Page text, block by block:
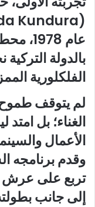
عام
بالدولة
الفلكلورية
لم يتوقف
الغناء؛ بل
تربع على عرش
إلى جانب